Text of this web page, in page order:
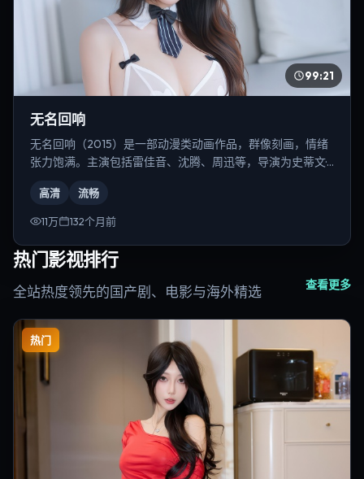
99:21
无名回响
无名回响（2015）是一部动漫类动画作品，群像刻画，情绪
张力饱满。主演包括雷佳音、沈腾、周迅等，导演为史蒂文·
高清 流畅
11万 132个月前
热门影视排行
全站热度领先的国产剧、电影与海外精选 查看更多
热门